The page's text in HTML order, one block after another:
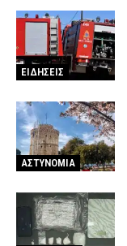
ΕΙΔΗΣΕΙΣ
ΑΣΤΥΝΟΜΙΑ